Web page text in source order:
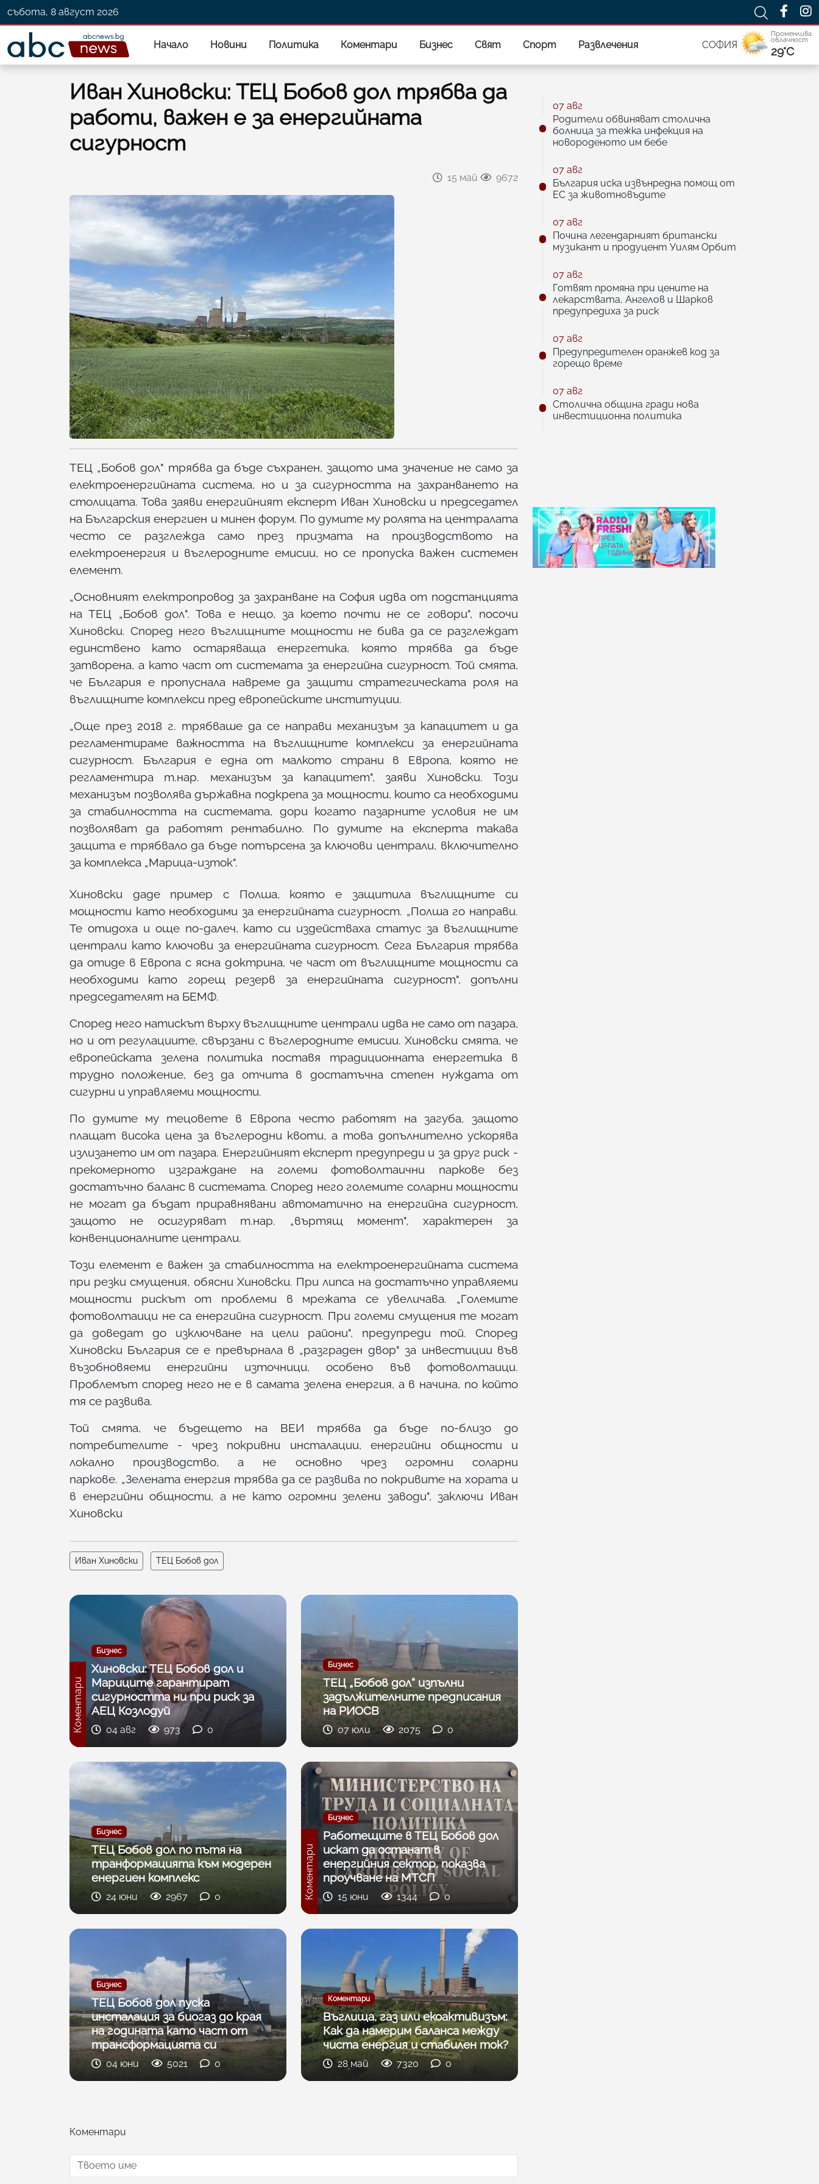
събота, 8 август 2026
Начало Новини Политика Коментари Бизнес Свят Спорт Развлечения СОФИЯ
Променлива
облачност
29°C
Иван Хиновски: ТЕЦ Бобов дол трябва да
работи, важен е за енергийната
сигурност
15 май 9672
ТЕЦ „Бобов дол" трябва да бъде съхранен, защото има значение не само за
електроенергийната система, но и за сигурността на захранването на
столицата. Това заяви енергийният експерт Иван Хиновски и председател
на Българския енергиен и минен форум. По думите му ролята на централата
често се разглежда само през призмата на производството на
електроенергия и въглеродните емисии, но се пропуска важен системен
елемент.
„Основният електропровод за захранване на София идва от подстанцията
на ТЕЦ „Бобов дол". Това е нещо, за което почти не се говори", посочи
Хиновски. Според него въглищните мощности не бива да се разглеждат
единствено като остаряваща енергетика, която трябва да бъде
затворена, а като част от системата за енергийна сигурност. Той смята,
че България е пропуснала навреме да защити стратегическата роля на
въглищните комплекси пред европейските институции.
„Още през 2018 г. трябваше да се направи механизъм за капацитет и да
регламентираме важността на въглищните комплекси за енергийната
сигурност. България е една от малкото страни в Европа, която не
регламентира т.нар. механизъм за капацитет", заяви Хиновски. Този
механизъм позволява държавна подкрепа за мощности, които са необходими
за стабилността на системата, дори когато пазарните условия не им
позволяват да работят рентабилно. По думите на експерта такава
защита е трябвало да бъде потърсена за ключови централи, включително
за комплекса „Марица-изток".
Хиновски даде пример с Полша, която е защитила въглищните си
мощности като необходими за енергийната сигурност. „Полша го направи.
Те отидоха и още по-далеч, като си издействаха статус за въглищните
централи като ключови за енергийната сигурност. Сега България трябва
да отиде в Европа с ясна доктрина, че част от въглищните мощности са
необходими като горещ резерв за енергийната сигурност", допълни
председателят на БЕМФ.
Според него натискът върху въглищните централи идва не само от пазара,
но и от регулациите, свързани с въглеродните емисии. Хиновски смята, че
европейската зелена политика поставя традиционната енергетика в
трудно положение, без да отчита в достатъчна степен нуждата от
сигурни и управляеми мощности.
По думите му тецовете в Европа често работят на загуба, защото
плащат висока цена за въглеродни квоти, а това допълнително ускорява
излизането им от пазара. Енергийният експерт предупреди и за друг риск -
прекомерното изграждане на големи фотоволтаични паркове без
достатъчно баланс в системата. Според него големите соларни мощности
не могат да бъдат приравнявани автоматично на енергийна сигурност,
защото не осигуряват т.нар. „въртящ момент", характерен за
конвенционалните централи.
Този елемент е важен за стабилността на електроенергийната система
при резки смущения, обясни Хиновски. При липса на достатъчно управляеми
мощности рискът от проблеми в мрежата се увеличава. „Големите
фотоволтаици не са енергийна сигурност. При големи смущения те могат
да доведат до изключване на цели райони", предупреди той. Според
Хиновски България се е превърнала в „разграден двор" за инвестиции във
възобновяеми енергийни източници, особено във фотоволтаици.
Проблемът според него не е в самата зелена енергия, а в начина, по който
тя се развива.
Той смята, че бъдещето на ВЕИ трябва да бъде по-близо до
потребителите - чрез покривни инсталации, енергийни общности и
локално производство, а не основно чрез огромни соларни
паркове. „Зелената енергия трябва да се развива по покривите на хората и
в енергийни общности, а не като огромни зелени заводи", заключи Иван
Хиновски
Иван Хиновски ТЕЦ Бобов дол
Бизнес
Коментари
Хиновски: ТЕЦ Бобов дол и
Мариците гарантират
сигурността ни при риск за
АЕЦ Козлодуй
04 авг 973 0
Бизнес
ТЕЦ „Бобов дол“ изпълни
задължителните предписания
на РИОСВ
07 юли 2075 0
Бизнес
ТЕЦ Бобов дол по пътя на
транформацията към модерен
енергиен комплекс
24 юни 2967 0
Бизнес
Коментари
Работещите в ТЕЦ Бобов дол
искат да останат в
енергийния сектор, показва
проучване на МТСП
15 юни 1344 0
Бизнес
ТЕЦ Бобов дол пуска
инсталация за биогаз до края
на годината като част от
трансформацията си
04 юни 5021 0
Коментари
Въглища, газ или екоактивизъм:
Как да намерим баланса между
чиста енергия и стабилен ток?
28 май 7320 0
Коментари
07 авг
Родители обвиняват столична
болница за тежка инфекция на
новороденото им бебе
07 авг
България иска извънредна помощ от
ЕС за животновъдите
07 авг
Почина легендарният британски
музикант и продуцент Уилям Орбит
07 авг
Готвят промяна при цените на
лекарствата, Ангелов и Шарков
предупредиха за риск
07 авг
Предупредителен оранжев код за
горещо време
07 авг
Столична община гради нова
инвестиционна политика